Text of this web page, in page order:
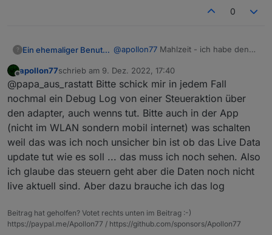
0
? Ein ehemaliger Benutzer @apollon77 Mahlzeit - ich habe den
scheint zu gehen mit 3.10.2. Heute
abend läuft mein Script, dann sehe ich
es genau.
Gruß,
Papa
apollon77schrieb am 9. Dez. 2022, 17:40
zuletzt editiert von
@papa_aus_rastatt Bitte schick mir in jedem Fall
nochmal ein Debug Log von einer Steueraktion über
den adapter, auch wenns tut. Bitte auch in der App
(nicht im WLAN sondern mobil internet) was schalten
weil das was ich noch unsicher bin ist ob das Live Data
update tut wie es soll ... das muss ich noch sehen. Also
ich glaube das steuern geht aber die Daten noch nicht
live aktuell sind. Aber dazu brauche ich das log
Beitrag hat geholfen? Votet rechts unten im Beitrag :-)
https://paypal.me/Apollon77 / https://github.com/sponsors/Apollon77